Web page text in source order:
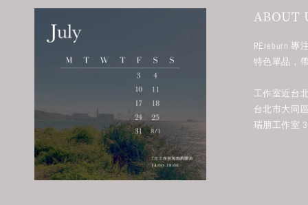
ABOUT
REreburn 專
特色單品，
工作室近台
台北市大同
瑞朋工作室